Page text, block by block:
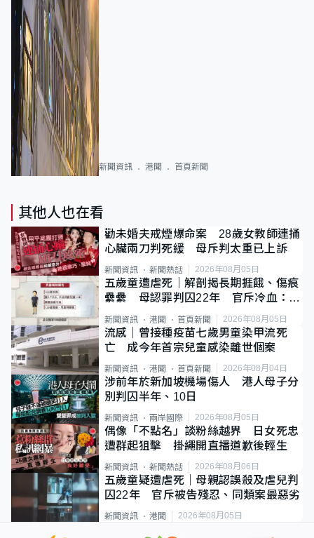
新聞資訊 港聞 首頁新聞
其他人也在看
勸未婚夫戒煙爆命案 28歲女教師連捅
心臟兩刀判死緩 母斥判太重已上訴
新聞資訊 新聞熱話 2026年08月05日
五歲童遭虐死｜解剖揭長期捱餓、傷痕
纍纍 母認罪判囚22年 官斥冷血：同
類案最惡劣
新聞資訊 港聞 首頁新聞 2026年08月05日
流感｜曾接種疫苗七歲男童染甲流死
亡 成今年首宗兒童感染離世個案
新聞資訊 港聞 首頁新聞 2026年08月04日
涉前年於新加坡機場傷人 港人母子分
別判囚半年、10日
新聞資訊 兩岸國際 2026年08月05日
偶像「不點名」談粉絲越界 日女死忠
遭群起狙擊 掛繩開直播道歉後輕生
新聞資訊 新聞熱話 2026年08月06日
五歲童疑遭虐死｜母親認誤殺及虐兒判
囚22年 官斥被告殘忍、同類案最惡劣
新聞資訊 港聞 2026年08月05日